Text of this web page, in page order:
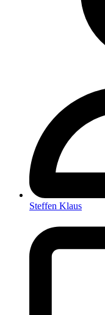
Steffen Klaus